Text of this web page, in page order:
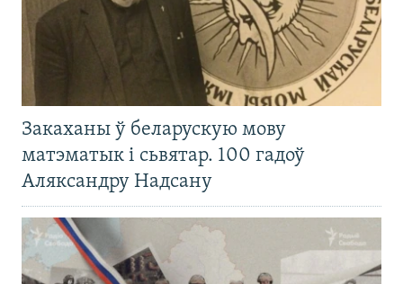
Закаханы ў беларускую мову
матэматык і сьвятар. 100 гадоў
Аляксандру Надсану